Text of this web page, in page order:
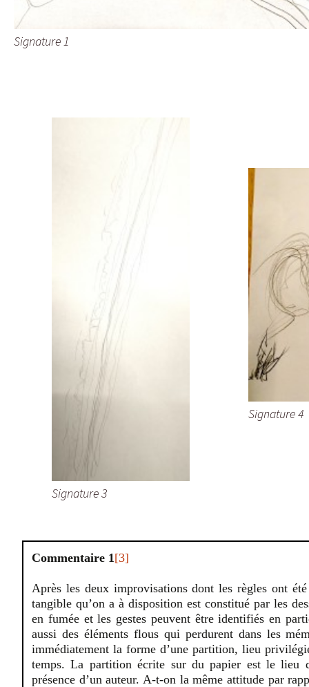
Signature 1
Signature 3
Signature 4
Commentaire 1[3]
Après les deux improvisations dont les règles ont
tangible qu’on a à disposition est constitué par les
en fumée et les gestes peuvent être identifiés en
aussi des éléments flous qui perdurent dans les
immédiatement la forme d’une partition, lieu
temps. La partition écrite sur du papier est le lieu
présence d’un auteur. A-t-on la même attitude par